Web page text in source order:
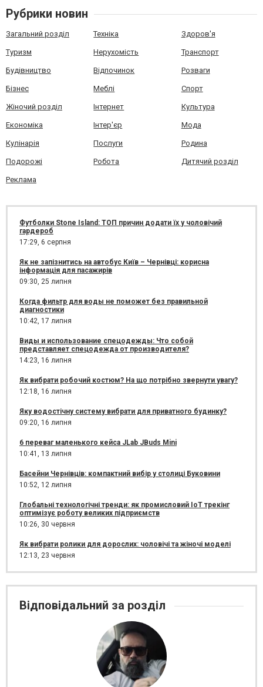
Рубрики новин
Загальний розділ Техніка Здоров'я
Туризм Нерухомість Транспорт
Будівництво Відпочинок Розваги
Бізнес Меблі Спорт
Жіночий розділ Інтернет Культура
Економіка Інтер'єр Мода
Кулінарія Послуги Родина
Подорожі Робота Дитячий розділ
Реклама
Футболки Stone Island: ТОП причин додати їх у чоловічий
гардероб
17:29, 6 серпня
Як не запізнитись на автобус Київ – Чернівці: корисна
інформація для пасажирів
09:30, 25 липня
Когда фильтр для воды не поможет без правильной
диагностики
10:42, 17 липня
Виды и использование спецодежды: Что собой
представляет спецодежда от производителя?
14:23, 16 липня
Як вибрати робочий костюм? На що потрібно звернути увагу?
12:18, 16 липня
Яку водостічну систему вибрати для приватного будинку?
09:20, 16 липня
6 переваг маленького кейса JLab JBuds Mini
10:41, 13 липня
Басейни Чернівців: компактний вибір у столиці Буковини
10:52, 12 липня
Глобальні технологічні тренди: як промисловий IoT трекінг
оптимізує роботу великих підприємств
10:26, 30 червня
Як вибрати ролики для дорослих: чоловічі та жіночі моделі
12:13, 23 червня
Відповідальний за розділ